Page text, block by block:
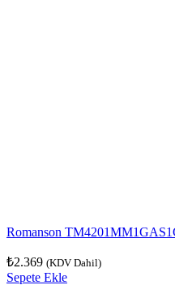
Romanson
₺2.369 (KDV Dahil)
Sepete Ekle